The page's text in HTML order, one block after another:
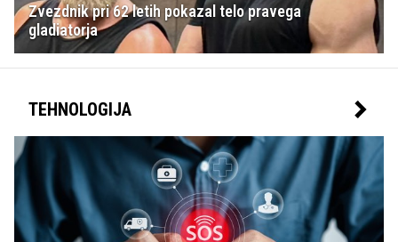
Zvezdnik pri 62 letih pokazal telo pravega
gladiatorja
TEHNOLOGIJA